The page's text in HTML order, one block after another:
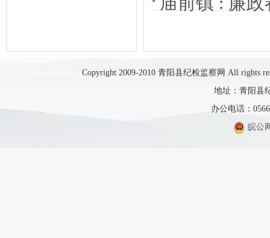
Copyright 2009-2010 青阳县纪检监察网 All rights
地址：青阳县
办公电话：
皖公